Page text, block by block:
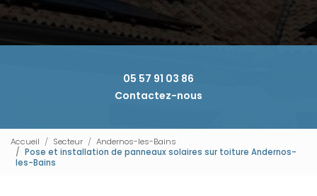
05 57 91 03 86
Contactez-nous
Accueil Secteur
Andernos-les-Bains
Pose et installation de panneaux solaires sur toiture Andernos-
les-Bains